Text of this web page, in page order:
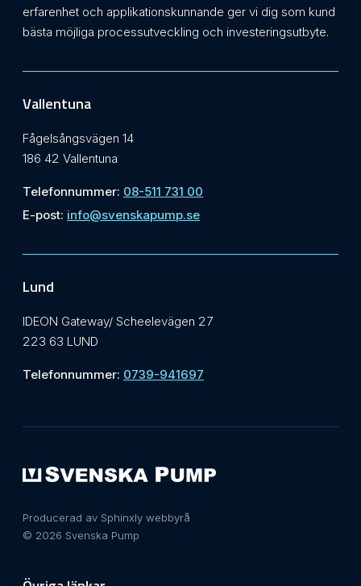
erfarenhet och applikationskunnande ger vi dig som kund
bästa möjliga processutveckling och investeringsutbyte.
Vallentuna
Fågelsångsvägen 14
186 42 Vallentuna
Telefonnummer: 08-511 731 00
E-post: info@svenskapump.se
Lund
IDEON Gateway/ Scheelevägen 27
223 63 LUND
Telefonnummer: 0739-941697
Producerad av Sphinxly webbyrå
© 2026 Svenska Pump